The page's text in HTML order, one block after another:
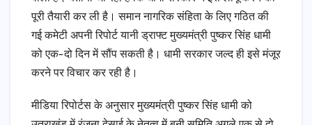
पूरी तैयारी कर ली है। समान नागरिक संहिता के लिए गठित की
गई कमेटी अपनी रिपोर्ट यानी ड्राफ्ट मुख्यमंत्री पुष्कर सिंह धामी
को एक-दो दिन में सौंप सकती है। धामी सरकार जल्द ही इसे मंजूर
करने पर विचार कर रही है।
मीडिया रिपोर्टस के अनुसार मुख्यमंत्री पुष्कर सिंह धामी को